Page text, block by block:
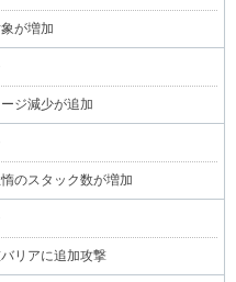
が増加
ジ減少が追加
のスタック数が増加
リアに追加攻撃